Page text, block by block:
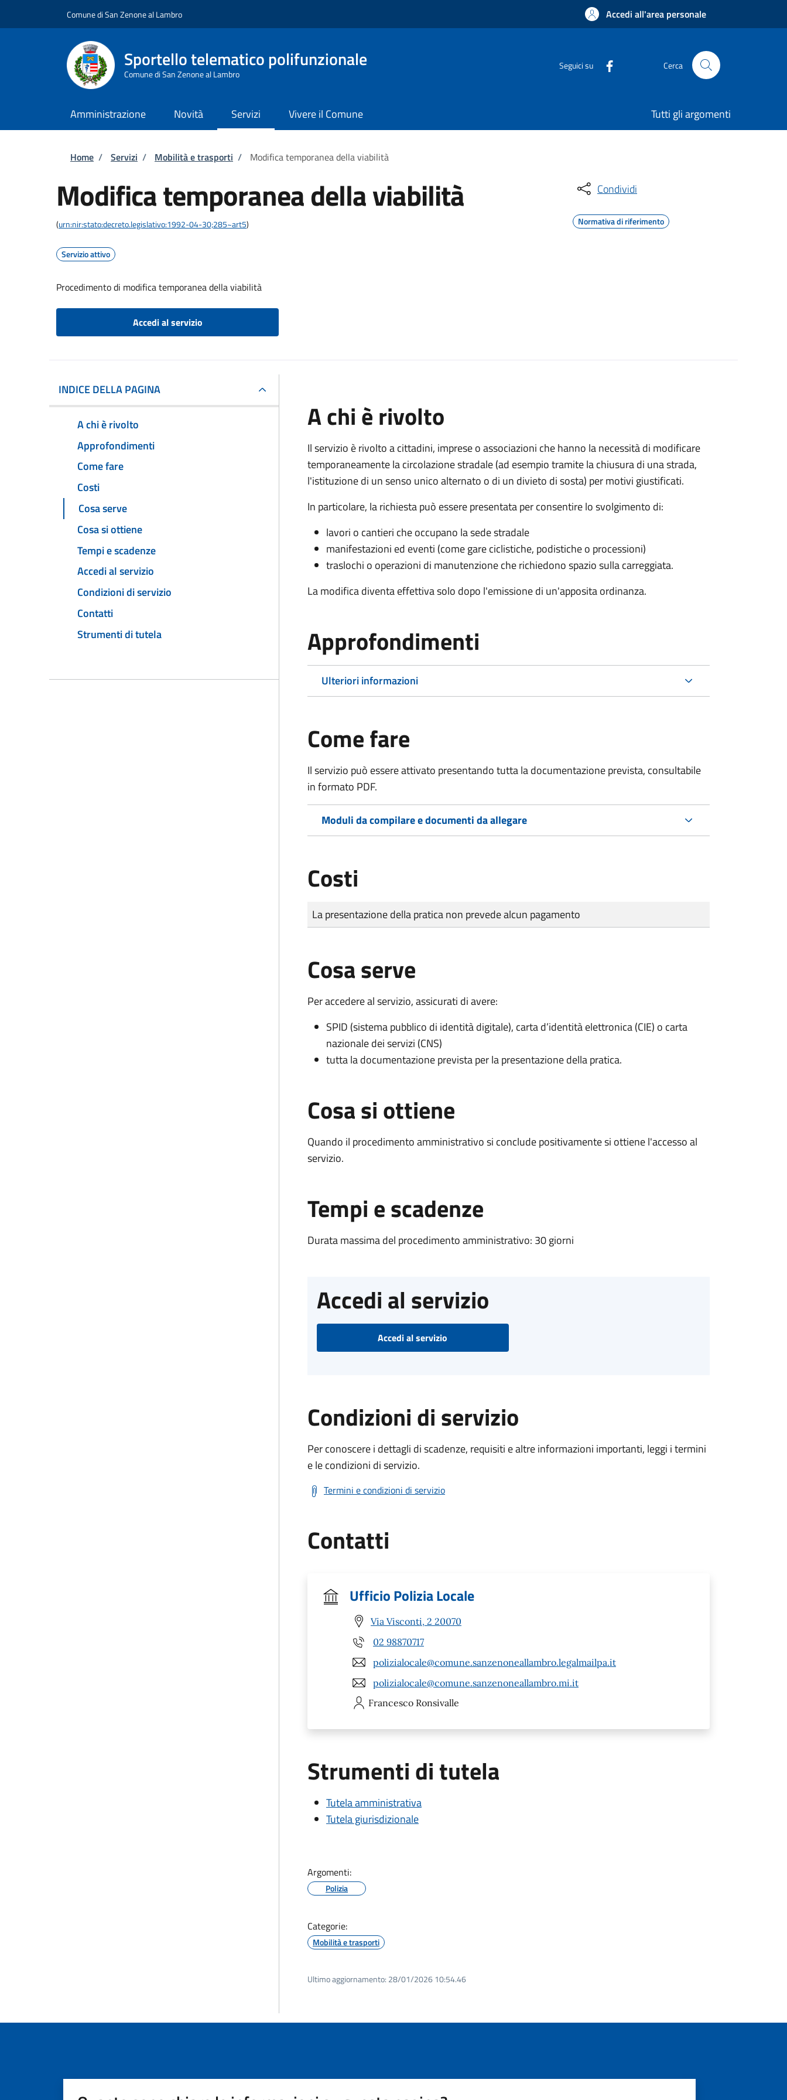
Comune di San Zenone al Lambro Accedi all'area personale
Sportello telematico polifunzionale
Comune di San Zenone al Lambro
Seguici su Cerca
Amministrazione Novità Servizi Vivere il Comune Tutti gli argomenti
Briciole di pane
Home / Servizi / Mobilità e trasporti / Modifica temporanea della viabilità
Modifica temporanea della viabilità
(urn:nir:stato:decreto.legislativo:1992-04-30;285~art5)
Servizio attivo
Procedimento di modifica temporanea della viabilità
Accedi al servizio
Condividi
Normativa di riferimento
INDICE DELLA PAGINA
A chi è rivolto
Approfondimenti
Come fare
Costi
Cosa serve
Cosa si ottiene
Tempi e scadenze
Accedi al servizio
Condizioni di servizio
Contatti
Strumenti di tutela
A chi è rivolto
Il servizio è rivolto a cittadini, imprese o associazioni che hanno la necessità di modificare
temporaneamente la circolazione stradale (ad esempio tramite la chiusura di una strada,
l'istituzione di un senso unico alternato o di un divieto di sosta) per motivi giustificati.
In particolare, la richiesta può essere presentata per consentire lo svolgimento di:
lavori o cantieri che occupano la sede stradale
manifestazioni ed eventi (come gare ciclistiche, podistiche o processioni)
traslochi o operazioni di manutenzione che richiedono spazio sulla carreggiata.
La modifica diventa effettiva solo dopo l'emissione di un'apposita ordinanza.
Approfondimenti
Ulteriori informazioni
Come fare
Il servizio può essere attivato presentando tutta la documentazione prevista, consultabile
in formato PDF.
Moduli da compilare e documenti da allegare
Costi
Tipo di pagamento
Importo
La presentazione della pratica non prevede alcun pagamento
Cosa serve
Per accedere al servizio, assicurati di avere:
SPID (sistema pubblico di identità digitale), carta d’identità elettronica (CIE) o carta
nazionale dei servizi (CNS)
tutta la documentazione prevista per la presentazione della pratica.
Cosa si ottiene
Quando il procedimento amministrativo si conclude positivamente si ottiene l'accesso al
servizio.
Tempi e scadenze
Durata massima del procedimento amministrativo: 30 giorni
Accedi al servizio
Accedi al servizio
Condizioni di servizio
Per conoscere i dettagli di scadenze, requisiti e altre informazioni importanti, leggi i termini
e le condizioni di servizio.
Termini e condizioni di servizio
Contatti
Ufficio Polizia Locale
Via Visconti, 2 20070
02 98870717
polizialocale@comune.sanzenoneallambro.legalmailpa.it
polizialocale@comune.sanzenoneallambro.mi.it
Francesco Ronsivalle
Strumenti di tutela
Tutela amministrativa
Tutela giurisdizionale
Argomenti:
Polizia
Categorie:
Mobilità e trasporti
Ultimo aggiornamento: 28/01/2026 10:54.46